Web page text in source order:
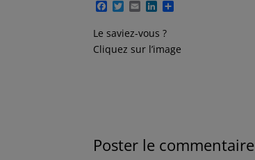
F
c
e
b
T
i
t
t
E
a
i
l
L
n
k
e a
Le saviez-vous ?
Cliquez sur l’image
Poster le commentaire